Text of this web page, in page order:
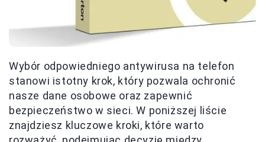
Wybór odpowiedniego antywirusa na telefon
stanowi istotny krok, który pozwala ochronić
nasze dane osobowe oraz zapewnić
bezpieczeństwo w sieci. W poniższej liście
znajdziesz kluczowe kroki, które warto